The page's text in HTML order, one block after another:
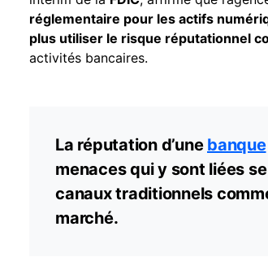
réglementaire pour les actifs
plus utiliser le risque réputationnel
activités bancaires.
La réputation d’une banque
menaces qui y sont liées
canaux traditionnels
marché.